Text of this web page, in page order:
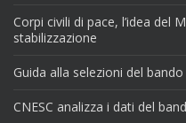
Corpi civili di pace, l’idea del
stabilizzazione
Guida alla selezioni del
CNESC analizza i dati del